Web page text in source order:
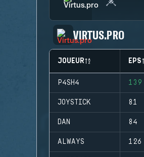
VIRTUS.PRO
JOUEUR EPS
P4SH4 139
JOYSTICK 81
DAN 84
ALWAYS 126